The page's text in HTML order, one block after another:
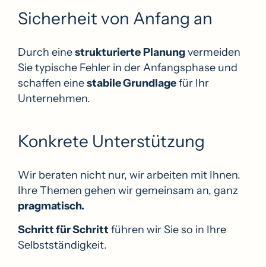
Sicherheit von Anfang an
Durch einestrukturierte Planungvermeiden
Sie typische Fehler in der Anfangsphase und
schaffen einestabile Grundlagefür Ihr
Unternehmen.
Konkrete Unterstützung
Wir beraten nicht nur, wir arbeiten mit Ihnen.
Ihre Themen gehen wir gemeinsam an, ganz
pragmatisch.
Schritt für Schritt führen wir Sie so in Ihre
Selbstständigkeit.